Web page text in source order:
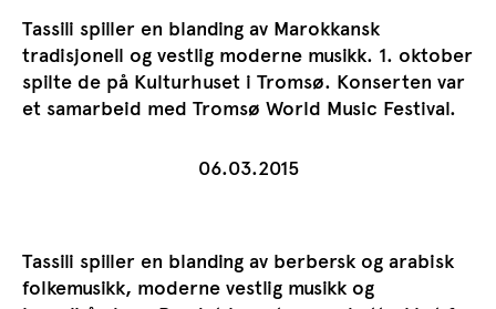
Tassili spiller en blanding av Marokkansk
tradisjonell og vestlig moderne musikk. 1. oktober
spilte de på Kulturhuset i Tromsø. Konserten var
et samarbeid med Tromsø World Music Festival.
06.03.2015
Tassili spiller en blanding av berbersk og arabisk
folkemusikk, moderne vestlig musikk og